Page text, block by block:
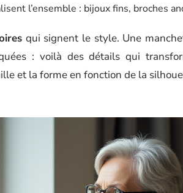
l’ensemble : bijoux fins, broches
qui signent le style. Une
: voilà des détails qui
et la forme en fonction de la